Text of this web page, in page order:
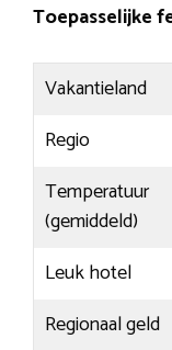
Toepasselijke
Vakantieland
Regio
Temperatuur
(gemiddeld)
Leuk hotel
Regionaal geld